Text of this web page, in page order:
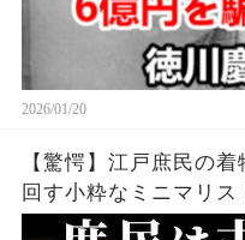
2026/01/20
【驚愕】江戸庶民の
回す小粋なミニマリス